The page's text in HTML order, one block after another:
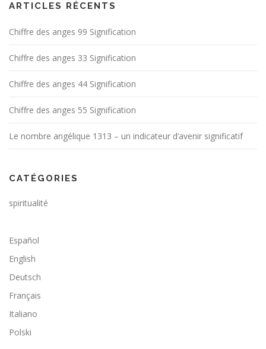
ARTICLES RÉCENTS
Chiffre des anges 99 Signification
Chiffre des anges 33 Signification
Chiffre des anges 44 Signification
Chiffre des anges 55 Signification
Le nombre angélique 1313 – un indicateur d’avenir significatif
CATÉGORIES
spiritualité
Español
English
Deutsch
Français
Italiano
Polski